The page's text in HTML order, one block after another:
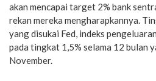
akan mencapai target 2% bank
rekan mereka mengharapkannya.
yang disukai Fed, indeks
pada tingkat 1,5% selama 12 bulan
November.